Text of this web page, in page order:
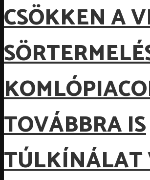
CSÖKKEN A
TOVÁBBRA IS
TÚLKÍNÁLAT